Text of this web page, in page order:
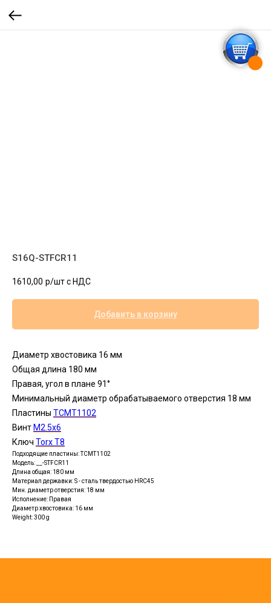
S16Q-STFCR11
1610,00 р/шт c НДС
Добавить в корзину
Диаметр хвостовика 16 мм
Общая длина 180 мм
Правая, угол в плане 91°
Минимальный диаметр обрабатываемого отверстия 18 мм
Пластины TCMT1102
Винт М2.5x6
Ключ Torx T8
Подходящие пластины: TСMT1102
Модель: __-STFCR11
Длина общая: 180 мм
Материал державки: S - сталь твердостью HRC45
Мин. диаметр отверстия: 18 мм
Исполнение: Правая
Диаметр хвостовика: 16 мм
Weight: 300 g